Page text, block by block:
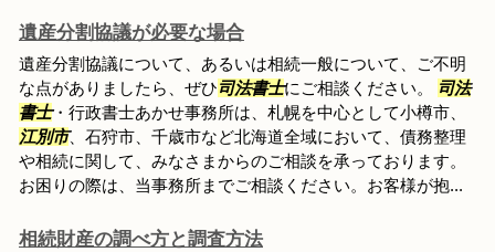
遺産分割協議が必要な場合
遺産分割協議について、あるいは相続一般について、ご不明
な点がありましたら、ぜひ司法書士にご相談ください。
司法
書士・行政書士あかせ事務所は、札幌を中心として小樽市、
江別市、石狩市、千歳市など北海道全域において、債務整理
や相続に関して、みなさまからのご相談を承っております。
お困りの際は、当事務所までご相談ください。お客様が抱...
相続財産の調べ方と調査方法